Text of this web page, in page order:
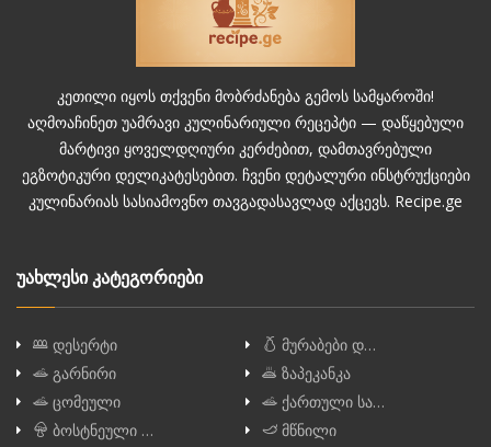
კეთილი იყოს თქვენი მობრძანება გემოს სამყაროში!
აღმოაჩინეთ უამრავი კულინარიული რეცეპტი — დაწყებული
მარტივი ყოველდღიური კერძებით, დამთავრებული
ეგზოტიკური დელიკატესებით. ჩვენი დეტალური ინსტრუქციები
კულინარიას სასიამოვნო თავგადასავლად აქცევს. Recipe.ge
უახლესი კატეგორიები
დესერტი
მურაბები დ…
გარნირი
ზაპეკანკა
ცომეული
ქართული სა…
ბოსტნეული …
მწნილი